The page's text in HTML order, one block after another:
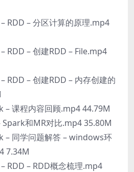
RDD – 分区计算的原理.mp4
RDD – 创建RDD – File.mp4
RDD – 创建RDD – 内存创建的
课程内容回顾.mp4 44.79M
和MR对比.mp4 35.80M
– 同学问题解答 – windows环
7.34M
RDD – RDD概念梳理.mp4